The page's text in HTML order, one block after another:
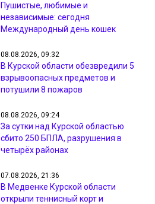
Пушистые, любимые и
независимые: сегодня
Международный день кошек
08.08.2026, 09:32
В Курской области обезвредили 5
взрывоопасных предметов и
потушили 8 пожаров
08.08.2026, 09:24
За сутки над Курской областью
сбито 250 БПЛА, разрушения в
четырёх районах
07.08.2026, 21:36
В Медвенке Курской области
открыли теннисный корт и